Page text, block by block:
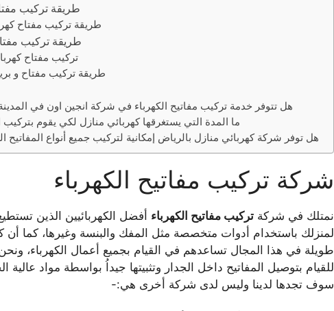
طريقة تركيب
طريقة تركيب مفتاح
طريقة تركيب
تركيب مفتاح
طريقة تركيب مفتاح و
هل تتوفر خدمة تركيب مفاتيح الكهرباء في شركة انجين اون في
ما المدة التي يستغرقها كهربائي منازل لكي يقوم بتركيب
هل توفر شركة كهربائي منازل بالرياض إمكانية لتركيب جميع أنواع المفاتيح
شركة تركيب مفاتيح الكهرباء
نمتلك في شركة تركيب مفاتيح الكهرباء أفضل الكهربائيين الذين
لمنزلك باستخدام أدوات متخصصة مثل المفك والبنسة وغيرها، كما أن
طويلة في هذا المجال تساعدهم في القيام بجميع أعمال الكهرباء،
للقيام بتوصيل المفاتيح داخل الجدار وتثبيتها جيداُ بواسطة مواد
سوف تجدها لدينا وليس لدى شركة أخرى هي:-